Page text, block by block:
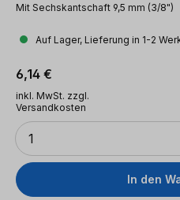
Mit Sechskantschaft 9,5 mm (3/8")
Auf Lager, Lieferung in 1-2
Regulärer Preis:
6,14 €
inkl. MwSt. zzgl.
Versandkosten
Anzahl
1
In den